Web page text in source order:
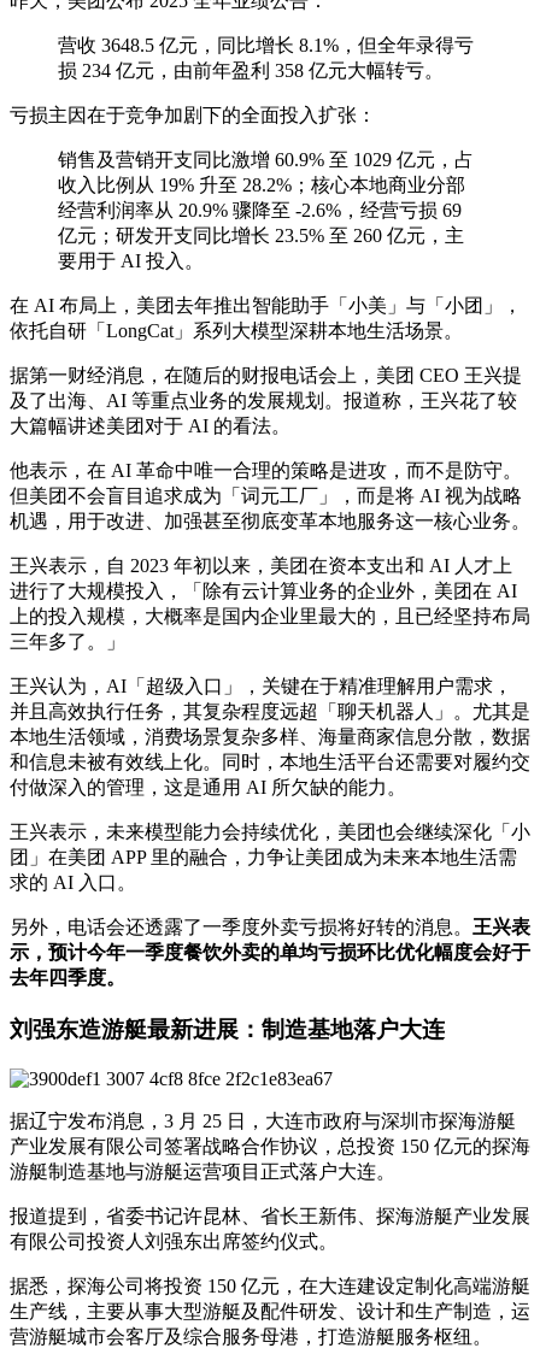
营收 3648.5 亿元，同比增长 8.1%，但全年录得亏
损 234 亿元，由前年盈利 358 亿元大幅转亏。
亏损主因在于竞争加剧下的全面投入扩张：
销售及营销开支同比激增 60.9% 至 1029 亿元，占
收入比例从 19% 升至 28.2%；核心本地商业分部
经营利润率从 20.9% 骤降至 -2.6%，经营亏损 69
亿元；研发开支同比增长 23.5% 至 260 亿元，主
要用于 AI 投入。
在 AI 布局上，美团去年推出智能助手「小美」与「小团」，
依托自研「LongCat」系列大模型深耕本地生活场景。
据第一财经消息，在随后的财报电话会上，美团 CEO 王兴提
及了出海、AI 等重点业务的发展规划。报道称，王兴花了较
大篇幅讲述美团对于 AI 的看法。
他表示，在 AI 革命中唯一合理的策略是进攻，而不是防守。
但美团不会盲目追求成为「词元工厂」，而是将 AI 视为战略
机遇，用于改进、加强甚至彻底变革本地服务这一核心业务。
王兴表示，自 2023 年初以来，美团在资本支出和 AI 人才上
进行了大规模投入，「除有云计算业务的企业外，美团在 AI
上的投入规模，大概率是国内企业里最大的，且已经坚持布局
三年多了。」
王兴认为，AI「超级入口」，关键在于精准理解用户需求，
并且高效执行任务，其复杂程度远超「聊天机器人」。尤其是
本地生活领域，消费场景复杂多样、海量商家信息分散，数据
和信息未被有效线上化。同时，本地生活平台还需要对履约交
付做深入的管理，这是通用 AI 所欠缺的能力。
王兴表示，未来模型能力会持续优化，美团也会继续深化「小
团」在美团 APP 里的融合，力争让美团成为未来本地生活需
求的 AI 入口。
另外，电话会还透露了一季度外卖亏损将好转的消息。 王兴表
示，预计今年一季度餐饮外卖的单均亏损环比优化幅度会好于
去年四季度。
刘强东造游艇最新进展：制造基地落户大连
据辽宁发布消息，3 月 25 日，大连市政府与深圳市探海游艇
产业发展有限公司签署战略合作协议，总投资 150 亿元的探海
游艇制造基地与游艇运营项目正式落户大连。
报道提到，省委书记许昆林、省长王新伟、探海游艇产业发展
有限公司投资人刘强东出席签约仪式。
据悉，探海公司将投资 150 亿元，在大连建设定制化高端游艇
生产线，主要从事大型游艇及配件研发、设计和生产制造，运
营游艇城市会客厅及综合服务母港，打造游艇服务枢纽。